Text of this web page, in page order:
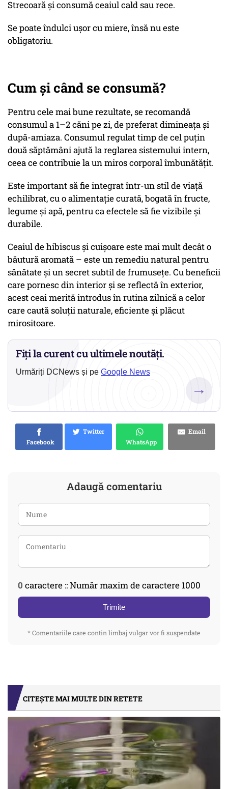
Strecoară și consumă ceaiul cald sau rece.
Se poate îndulci ușor cu miere, însă nu este
obligatoriu.
Cum și când se consumă?
Pentru cele mai bune rezultate, se recomandă
consumul a 1–2 căni pe zi, de preferat dimineața și
după-amiaza. Consumul regulat timp de cel puțin
două săptămâni ajută la reglarea sistemului intern,
ceea ce contribuie la un miros corporal îmbunătățit.
Este important să fie integrat într-un stil de viață
echilibrat, cu o alimentație curată, bogată în fructe,
legume și apă, pentru ca efectele să fie vizibile și
durabile.
Ceaiul de hibiscus și cuișoare este mai mult decât o
băutură aromată – este un remediu natural pentru
sănătate și un secret subtil de frumusețe. Cu beneficii
care pornesc din interior și se reflectă în exterior,
acest ceai merită introdus în rutina zilnică a celor
care caută soluții naturale, eficiente și plăcut
mirositoare.
Fiți la curent cu ultimele noutăți.
Urmăriți DCNews și pe Google News
→
Facebook
Twitter
WhatsApp
Email
Adaugă comentariu
0 caractere :: Număr maxim de caractere 1000
Trimite
* Comentariile care contin limbaj vulgar vor fi suspendate
CITEȘTE MAI MULTE DIN RETETE